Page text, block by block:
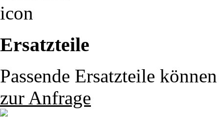
Ersatzteile
Passende Ersatzteile
zur Anfrage